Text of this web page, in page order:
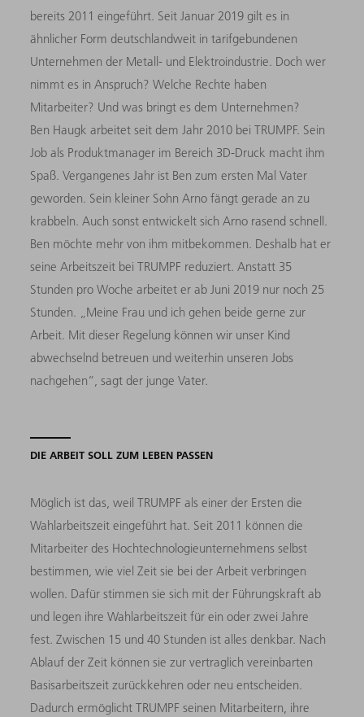
bereits 2011 eingeführt. Seit Januar 2019 gilt es in
ähnlicher Form deutschlandweit in tarifgebundenen
Unternehmen der Metall- und Elektroindustrie. Doch wer
nimmt es in Anspruch? Welche Rechte haben
Mitarbeiter? Und was bringt es dem Unternehmen?
Ben Haugk arbeitet seit dem Jahr 2010 bei TRUMPF. Sein
Job als Produktmanager im Bereich 3D-Druck macht ihm
Spaß. Vergangenes Jahr ist Ben zum ersten Mal Vater
geworden. Sein kleiner Sohn Arno fängt gerade an zu
krabbeln. Auch sonst entwickelt sich Arno rasend schnell.
Ben möchte mehr von ihm mitbekommen. Deshalb hat er
seine Arbeitszeit bei TRUMPF reduziert. Anstatt 35
Stunden pro Woche arbeitet er ab Juni 2019 nur noch 25
Stunden. „Meine Frau und ich gehen beide gerne zur
Arbeit. Mit dieser Regelung können wir unser Kind
abwechselnd betreuen und weiterhin unseren Jobs
nachgehen“, sagt der junge Vater.
DIE ARBEIT SOLL ZUM LEBEN PASSEN
Möglich ist das, weil TRUMPF als einer der Ersten die
Wahlarbeitszeit eingeführt hat. Seit 2011 können die
Mitarbeiter des Hochtechnologieunternehmens selbst
bestimmen, wie viel Zeit sie bei der Arbeit verbringen
wollen. Dafür stimmen sie sich mit der Führungskraft ab
und legen ihre Wahlarbeitszeit für ein oder zwei Jahre
fest. Zwischen 15 und 40 Stunden ist alles denkbar. Nach
Ablauf der Zeit können sie zur vertraglich vereinbarten
Basisarbeitszeit zurückkehren oder neu entscheiden.
Dadurch ermöglicht TRUMPF seinen Mitarbeitern, ihre